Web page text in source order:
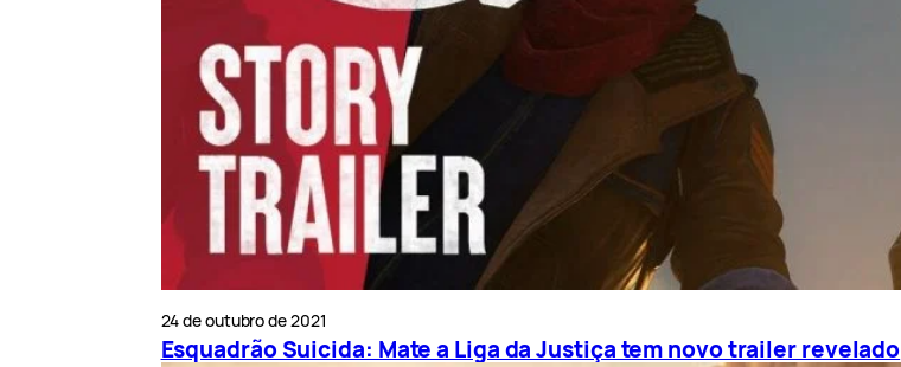
24 de outubro de 2021
Esquadrão Suicida: Mate a Liga da Justiça tem novo trailer revelado